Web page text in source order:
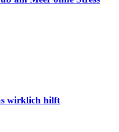
wirklich hilft